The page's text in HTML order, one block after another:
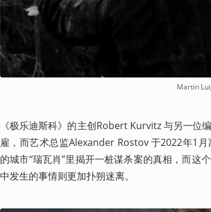
Martin
《极乐迪斯科》的主创Robert Kurvitz 与另一
雇，而艺术总监Alexander Rostov 于2022年1
的城市“瑞瓦肖”里揭开一桩谋杀案的真相，而这
中发生的事情则更加扑朔迷离。